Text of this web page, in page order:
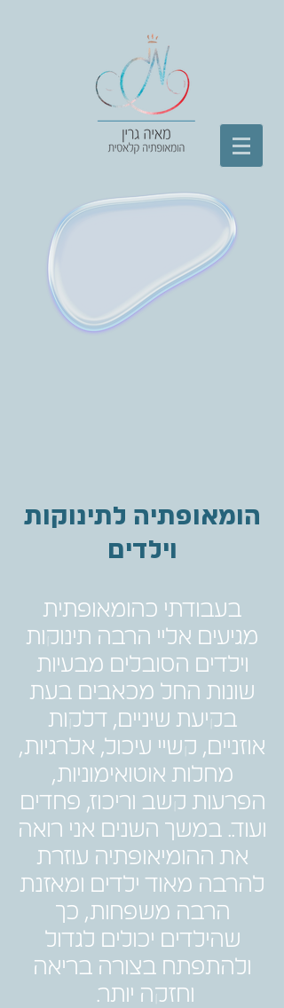
הומאופתיה לתינוקות
וילדים
בעבודתי כהומאופתית
מגיעים אליי הרבה תינוקות
וילדים הסובלים מבעיות
שונות החל מכאבים בעת
בקיעת שיניים, דלקות
אוזניים, קשיי עיכול, אלרגיות,
מחלות אוטואימוניות,
הפרעות קשב וריכוז, פחדים
ועוד.. במשך השנים אני רואה
את ההומיאופתיה עוזרת
להרבה מאוד ילדים ומאזנת
הרבה משפחות, כך
שהילדים יכולים לגדול
ולהתפתח בצורה בריאה
וחזקה יותר.